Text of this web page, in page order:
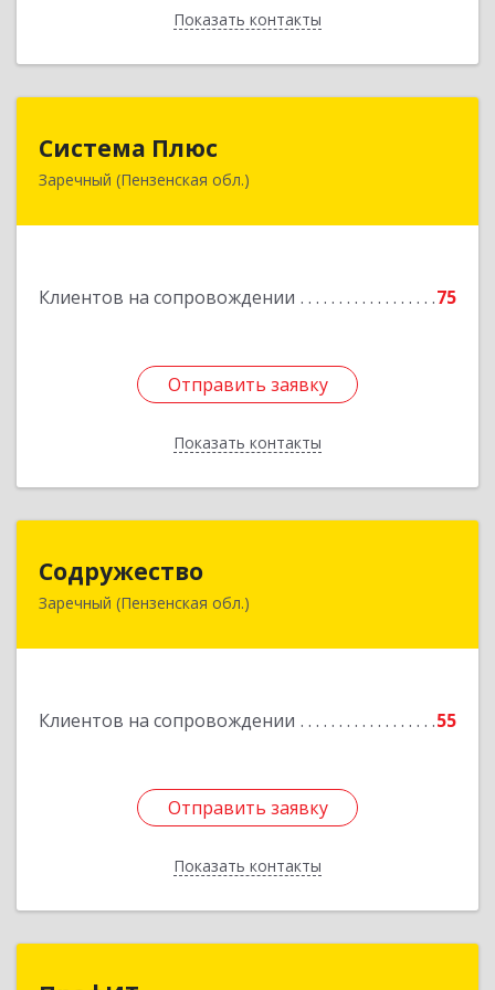
Показать контакты
Назад
Система Плюс
Заречный (Пензенская обл.)
Клиентов на сопровождении 75
Отправить заявку
Показать контакты
442960, Пензенская обл, Заречный г,
Отправить заявку
Назад
Содружество
Заречный (Пензенская обл.)
Клиентов на сопровождении 55
Отправить заявку
Показать контакты
442962, Пензенская обл, Заречный г,
Отправить заявку
Назад